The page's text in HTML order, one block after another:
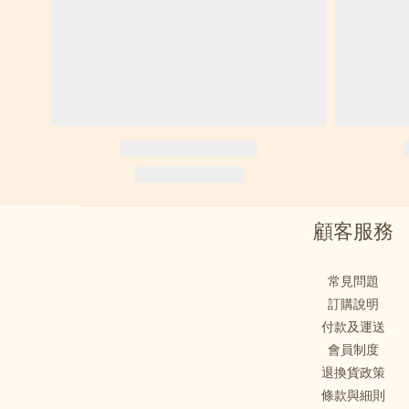
顧客服務
常見問題
訂購說明
付款及運送
會員制度
退換貨政策
條款與細則